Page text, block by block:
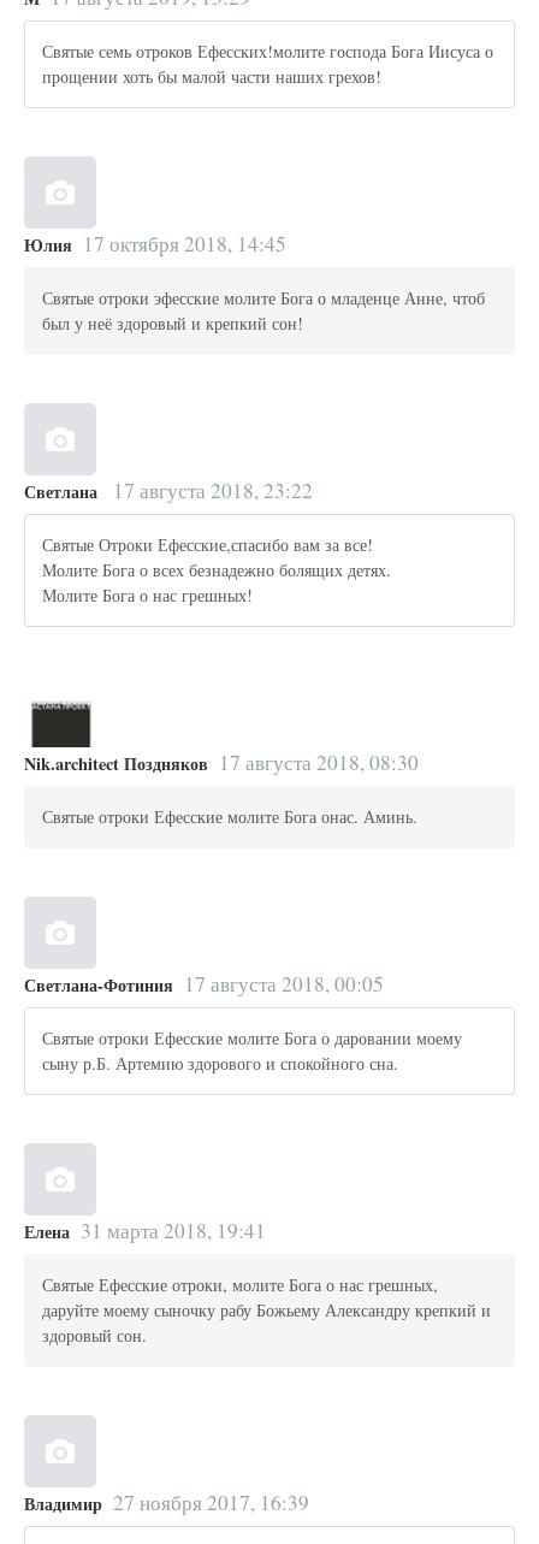
Святые семь отроков Ефесских!молите господа Бога Иисуса о
прощении хоть бы малой части наших грехов!
Юлия 17 октября 2018, 14:45
Святые отроки эфесские молите Бога о младенце Анне, чтоб
был у неё здоровый и крепкий сон!
Светлана 17 августа 2018, 23:22
Святые Отроки Ефесские,спасибо вам за все!
Молите Бога о всех безнадежно болящих детях.
Молите Бога о нас грешных!
Nik.architect Поздняков 17 августа 2018, 08:30
Святые отроки Ефесские молите Бога онас. Аминь.
Светлана-Фотиния 17 августа 2018, 00:05
Святые отроки Ефесские молите Бога о даровании моему
сыну р.Б. Артемию здорового и спокойного сна.
Елена 31 марта 2018, 19:41
Святые Ефесские отроки, молите Бога о нас грешных,
даруйте моему сыночку рабу Божьему Александру крепкий и
здоровый сон.
Владимир 27 ноября 2017, 16:39